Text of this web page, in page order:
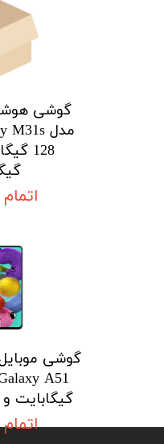
گوشی
گوشی
گیگابایت و رم 6